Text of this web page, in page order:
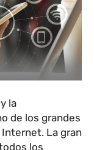
la
de los grandes
La gran
los